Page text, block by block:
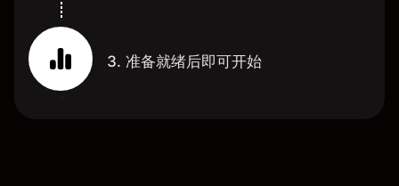
3. 准备就绪后即可开始